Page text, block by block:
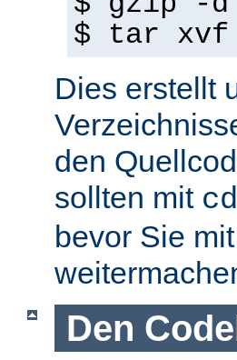
$ tar xvf
Dies erstellt
den
sollten mit cd
bevor Sie
Den